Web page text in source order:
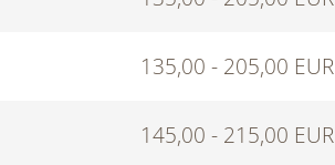
135,00 - 205,00 EUR
145,00 - 215,00 EUR